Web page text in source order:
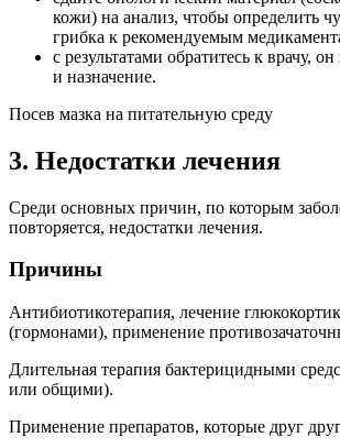
кожи) на анализ, чтобы определить
грибка к рекомендуемым
с результатами обратитесь к врачу,
и назначение.
Посев мазка на питательную среду
3. Недостатки лечения
Среди основных причин, по которым
повторяется, недостатки лечения.
Причины
Антибиотикотерапия, лечение
(гормонами), применение
Длительная терапия бактерицидными
или общими).
Применение препаратов, которые друг